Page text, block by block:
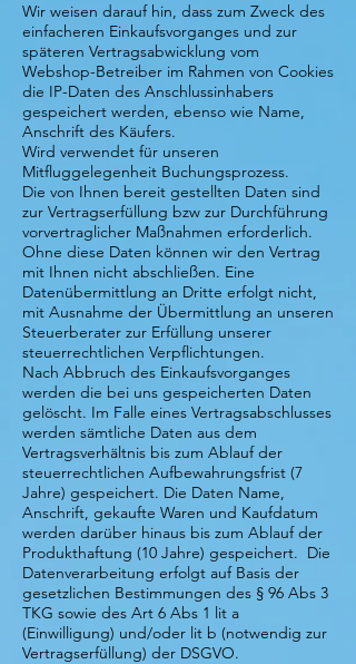
Wir weisen darauf hin, dass zum Zweck des
einfacheren Einkaufsvorganges und zur
späteren Vertragsabwicklung vom
Webshop-Betreiber im Rahmen von Cookies
die IP-Daten des Anschlussinhabers
gespeichert werden, ebenso wie Name,
Anschrift des Käufers.
Wird verwendet für unseren
Mitfluggelegenheit Buchungsprozess.
Die von Ihnen bereit gestellten Daten sind
zur Vertragserfüllung bzw zur Durchführung
vorvertraglicher Maßnahmen erforderlich.
Ohne diese Daten können wir den Vertrag
mit Ihnen nicht abschließen. Eine
Datenübermittlung an Dritte erfolgt nicht,
mit Ausnahme der Übermittlung an unseren
Steuerberater zur Erfüllung unserer
steuerrechtlichen Verpflichtungen.
Nach Abbruch des Einkaufsvorganges
werden die bei uns gespeicherten Daten
gelöscht. Im Falle eines Vertragsabschlusses
werden sämtliche Daten aus dem
Vertragsverhältnis bis zum Ablauf der
steuerrechtlichen Aufbewahrungsfrist (7
Jahre) gespeichert. Die Daten Name,
Anschrift, gekaufte Waren und Kaufdatum
werden darüber hinaus bis zum Ablauf der
Produkthaftung (10 Jahre) gespeichert. Die
Datenverarbeitung erfolgt auf Basis der
gesetzlichen Bestimmungen des § 96 Abs 3
TKG sowie des Art 6 Abs 1 lit a
(Einwilligung) und/oder lit b (notwendig zur
Vertragserfüllung) der DSGVO.